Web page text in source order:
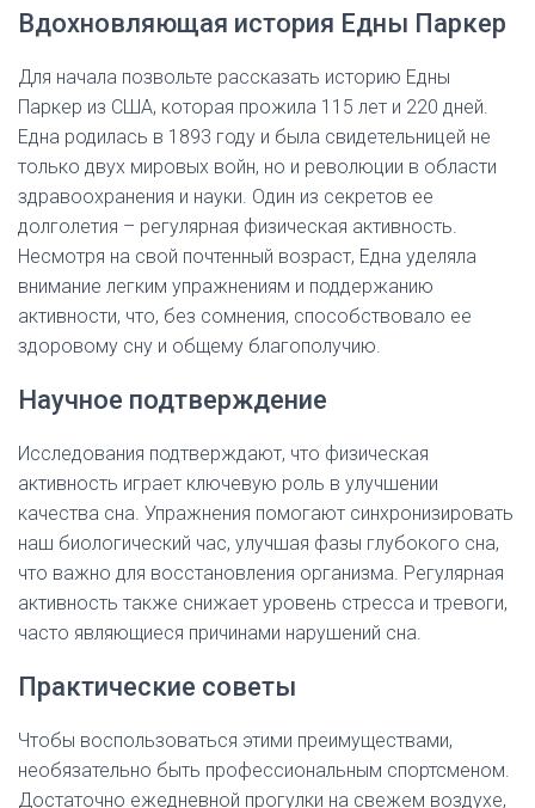
Вдохновляющая история Едны Паркер
Для начала позвольте рассказать историю Едны
Паркер из США, которая прожила 115 лет и 220 дней.
Една родилась в 1893 году и была свидетельницей не
только двух мировых войн, но и революции в области
здравоохранения и науки. Один из секретов ее
долголетия – регулярная физическая активность.
Несмотря на свой почтенный возраст, Една уделяла
внимание легким упражнениям и поддержанию
активности, что, без сомнения, способствовало ее
здоровому сну и общему благополучию.
Научное подтверждение
Исследования подтверждают, что физическая
активность играет ключевую роль в улучшении
качества сна. Упражнения помогают синхронизировать
наш биологический час, улучшая фазы глубокого сна,
что важно для восстановления организма. Регулярная
активность также снижает уровень стресса и тревоги,
часто являющиеся причинами нарушений сна.
Практические советы
Чтобы воспользоваться этими преимуществами,
необязательно быть профессиональным спортсменом.
Достаточно ежедневной прогулки на свежем воздухе,